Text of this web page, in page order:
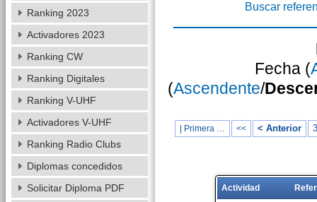
Buscar
Fecha (
(Ascendente/
| Primera … << < Anterior
Actividad
Ranking 2023
Activadores 2023
Ranking CW
Ranking Digitales
Ranking V-UHF
Activadores V-UHF
Ranking Radio Clubs
Diplomas concedidos
Solicitar Diploma PDF